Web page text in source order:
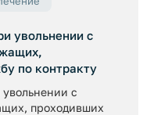
увольнении с
по контракту
с
проходивших